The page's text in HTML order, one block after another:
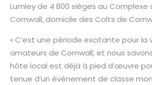
Lumley de 4 800 sièges au Complexe
Cornwall, domicile des Colts de
« C’est une période excitante pour la
amateurs de Cornwall, et nous
hôte local est déjà à pied d’œuvre
tenue d’un événement de classe